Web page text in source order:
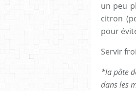
un peu
citron
pour
Servir
*la pâte
dans les